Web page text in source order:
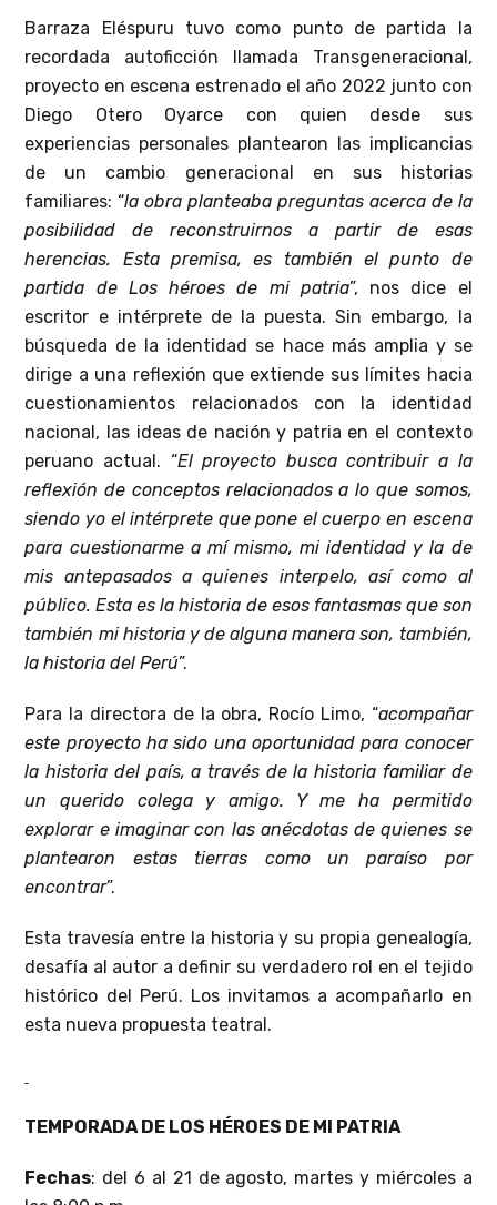
Barraza Eléspuru tuvo como punto de partida la
recordada autoficción llamada Transgeneracional,
proyecto en escena estrenado el año 2022 junto con
Diego Otero Oyarce con quien desde sus
experiencias personales plantearon las implicancias
de un cambio generacional en sus historias
familiares: “la obra planteaba preguntas acerca de la
posibilidad de reconstruirnos a partir de esas
herencias. Esta premisa, es también el punto de
partida de Los héroes de mi patria”, nos dice el
escritor e intérprete de la puesta. Sin embargo, la
búsqueda de la identidad se hace más amplia y se
dirige a una reflexión que extiende sus límites hacia
cuestionamientos relacionados con la identidad
nacional, las ideas de nación y patria en el contexto
peruano actual. “El proyecto busca contribuir a la
reflexión de conceptos relacionados a lo que somos,
siendo yo el intérprete que pone el cuerpo en escena
para cuestionarme a mí mismo, mi identidad y la de
mis antepasados a quienes interpelo, así como al
público. Esta es la historia de esos fantasmas que son
también mi historia y de alguna manera son, también,
la historia del Perú”.
Para la directora de la obra, Rocío Limo, “acompañar
este proyecto ha sido una oportunidad para conocer
la historia del país, a través de la historia familiar de
un querido colega y amigo. Y me ha permitido
explorar e imaginar con las anécdotas de quienes se
plantearon estas tierras como un paraíso por
encontrar”.
Esta travesía entre la historia y su propia genealogía,
desafía al autor a definir su verdadero rol en el tejido
histórico del Perú. Los invitamos a acompañarlo en
esta nueva propuesta teatral.
TEMPORADA DE LOS HÉROES DE MI PATRIA
Fechas: del 6 al 21 de agosto, martes y miércoles a